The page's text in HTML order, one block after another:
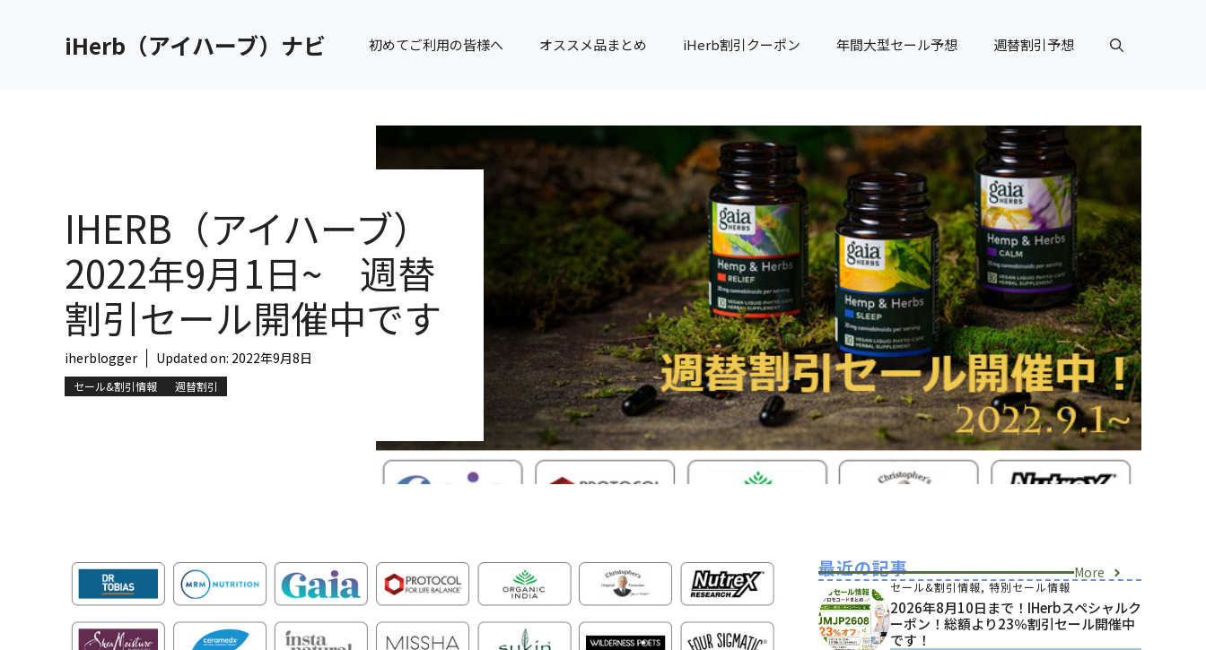
iHerb（アイハーブ）ナビ 初めてご利用の皆様へ オススメ品まとめ iHerb割引クーポン 年間大型セール予想 週替割引予想
IHERB（アイハーブ）
2022年9月1日~ 週替
割引セール開催中です
iherblogger Updated on: 2022年9月8日
セール&割引情報 週替割引
最近の記事 More
セール&割引情報, 特別セール情報
2026年8月10日まで！iHerbスペシャルク
ーポン！総額より23％割引セール開催中
です！